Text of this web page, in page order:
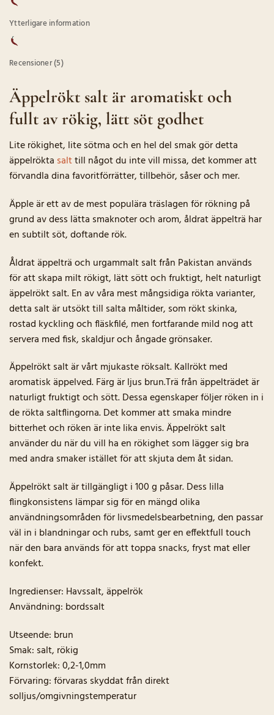
Ytterligare information
Recensioner (5)
Äppelrökt salt är aromatiskt och
fullt av rökig, lätt söt godhet
Lite rökighet, lite sötma och en hel del smak gör detta
äppelrökta salttill något du inte vill missa, det kommer att
förvandla dina favoritförrätter, tillbehör, såser och mer.
Äpple är ett av de mest populära träslagen för rökning på
grund av dess lätta smaknoter och arom, åldrat äppelträ har
en subtilt söt, doftande rök.
Åldrat äppelträ och urgammalt salt från Pakistan används
för att skapa milt rökigt, lätt sött och fruktigt, helt naturligt
äppelrökt salt. En av våra mest mångsidiga rökta varianter,
detta salt är utsökt till salta måltider, som rökt skinka,
rostad kyckling och fläskfilé, men fortfarande mild nog att
servera med fisk, skaldjur och ångade grönsaker.
Äppelrökt salt är vårt mjukaste röksalt. Kallrökt med
aromatisk äppelved. Färg är ljus brun.Trä från äppelträdet är
naturligt fruktigt och sött. Dessa egenskaper följer röken in i
de rökta saltflingorna. Det kommer att smaka mindre
bitterhet och röken är inte lika envis. Äppelrökt salt
använder du när du vill ha en rökighet som lägger sig bra
med andra smaker istället för att skjuta dem åt sidan.
Äppelrökt salt är tillgängligt i 100 g påsar. Dess lilla
flingkonsistens lämpar sig för en mängd olika
användningsområden för livsmedelsbearbetning, den passar
väl in i blandningar och rubs, samt ger en effektfull touch
när den bara används för att toppa snacks, fryst mat eller
konfekt.
Ingredienser: Havssalt, äppelrök
Användning: bordssalt
Utseende: brun
Smak: salt, rökig
Kornstorlek: 0,2-1,0mm
Förvaring: förvaras skyddat från direkt
solljus/omgivningstemperatur